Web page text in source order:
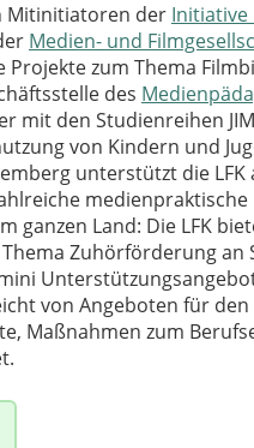
Mitinitiatoren der
Medien- und
Projekte zum Thema
des
mit den Studienreihen
von Kindern und
unterstützt die
Land: Die LFK
Zuhörförderung an
von Angeboten für
Maßnahmen zum